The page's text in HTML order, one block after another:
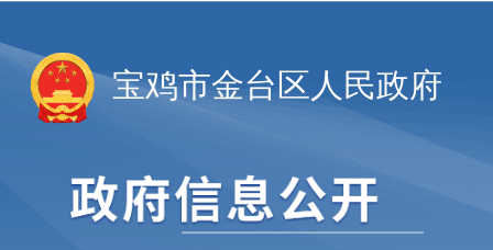
宝鸡市金台区人民政府